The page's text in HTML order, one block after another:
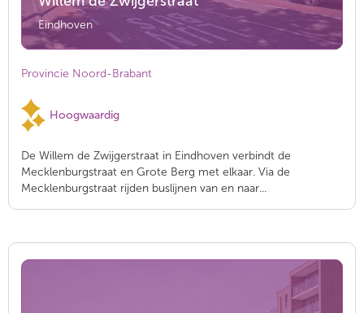
Eindhoven
Provincie Noord-Brabant
Hoogwaardig
De Willem de Zwijgerstraat in Eindhoven verbindt de
Mecklenburgstraat en Grote Berg met elkaar. Via de
Mecklenburgstraat rijden buslijnen van en naar...